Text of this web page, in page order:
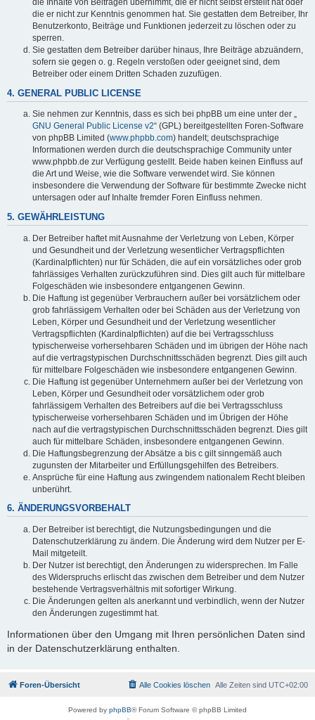
die er nicht zur Kenntnis genommen hat. Sie gestatten dem Betreiber, Ihr
Benutzerkonto, Beiträge und Funktionen jederzeit zu löschen oder zu
sperren.
Sie gestatten dem Betreiber darüber hinaus, Ihre Beiträge abzuändern,
sofern sie gegen o. g. Regeln verstoßen oder geeignet sind, dem
Betreiber oder einem Dritten Schaden zuzufügen.
4. GENERAL PUBLIC LICENSE
Sie nehmen zur Kenntnis, dass es sich bei phpBB um eine unter der „
GNU General Public License v2“ (GPL) bereitgestellten Foren-Software
von phpBB Limited (www.phpbb.com) handelt; deutschsprachige
Informationen werden durch die deutschsprachige Community unter
www.phpbb.de zur Verfügung gestellt. Beide haben keinen Einfluss auf
die Art und Weise, wie die Software verwendet wird. Sie können
insbesondere die Verwendung der Software für bestimmte Zwecke nicht
untersagen oder auf Inhalte fremder Foren Einfluss nehmen.
5. GEWÄHRLEISTUNG
Der Betreiber haftet mit Ausnahme der Verletzung von Leben, Körper
und Gesundheit und der Verletzung wesentlicher Vertragspflichten
(Kardinalpflichten) nur für Schäden, die auf ein vorsätzliches oder grob
fahrlässiges Verhalten zurückzuführen sind. Dies gilt auch für mittelbare
Folgeschäden wie insbesondere entgangenen Gewinn.
Die Haftung ist gegenüber Verbrauchern außer bei vorsätzlichem oder
grob fahrlässigem Verhalten oder bei Schäden aus der Verletzung von
Leben, Körper und Gesundheit und der Verletzung wesentlicher
Vertragspflichten (Kardinalpflichten) auf die bei Vertragsschluss
typischerweise vorhersehbaren Schäden und im übrigen der Höhe nach
auf die vertragstypischen Durchschnittsschäden begrenzt. Dies gilt auch
für mittelbare Folgeschäden wie insbesondere entgangenen Gewinn.
Die Haftung ist gegenüber Unternehmern außer bei der Verletzung von
Leben, Körper und Gesundheit oder vorsätzlichem oder grob
fahrlässigem Verhalten des Betreibers auf die bei Vertragsschluss
typischerweise vorhersehbaren Schäden und im Übrigen der Höhe
nach auf die vertragstypischen Durchschnittsschäden begrenzt. Dies gilt
auch für mittelbare Schäden, insbesondere entgangenen Gewinn.
Die Haftungsbegrenzung der Absätze a bis c gilt sinngemäß auch
zugunsten der Mitarbeiter und Erfüllungsgehilfen des Betreibers.
Ansprüche für eine Haftung aus zwingendem nationalem Recht bleiben
unberührt.
6. ÄNDERUNGSVORBEHALT
Der Betreiber ist berechtigt, die Nutzungsbedingungen und die
Datenschutzerklärung zu ändern. Die Änderung wird dem Nutzer per E-
Mail mitgeteilt.
Der Nutzer ist berechtigt, den Änderungen zu widersprechen. Im Falle
des Widerspruchs erlischt das zwischen dem Betreiber und dem Nutzer
bestehende Vertragsverhältnis mit sofortiger Wirkung.
Die Änderungen gelten als anerkannt und verbindlich, wenn der Nutzer
den Änderungen zugestimmt hat.
Informationen über den Umgang mit Ihren persönlichen Daten sind
in der Datenschutzerklärung enthalten.
Foren-Übersicht Alle Zeiten sind UTC+02:00
Alle Cookies löschen
Powered by phpBB® Forum Software © phpBB Limited